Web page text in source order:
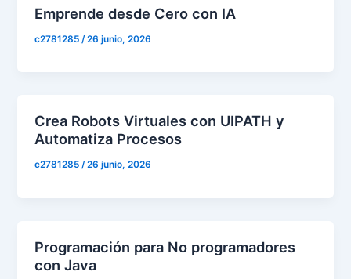
Emprende desde Cero con IA
c2781285 /26 junio, 2026
Crea Robots Virtuales con UIPATH y
Automatiza Procesos
c2781285/26 junio, 2026
Programación para No programadores
con Java